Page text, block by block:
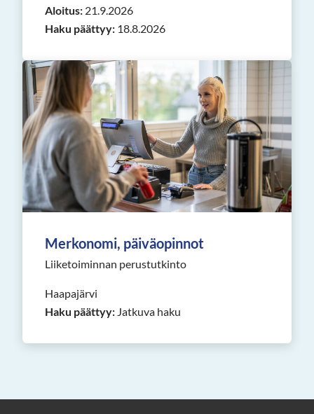
Aloitus: 21.9.2026
Haku päättyy: 18.8.2026
Merkonomi, päiväopinnot
Liiketoiminnan perustutkinto
Haapajärvi
Haku päättyy: Jatkuva haku